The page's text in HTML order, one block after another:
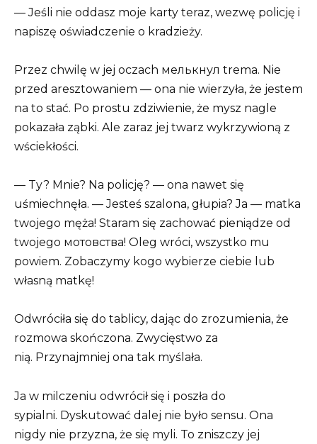
— Jeśli nie oddasz moje karty teraz, wezwę policję i
napiszę oświadczenie o kradzieży.
Przez chwilę w jej oczach мелькнул trema. Nie
przed aresztowaniem — ona nie wierzyła, że jestem
na to stać. Po prostu zdziwienie, że mysz nagle
pokazała ząbki. Ale zaraz jej twarz wykrzywioną z
wściekłości.
— Ty? Mnie? Na policję? — ona nawet się
uśmiechnęła. — Jesteś szalona, głupia? Ja — matka
twojego męża! Staram się zachować pieniądze od
twojego мотовства! Oleg wróci, wszystko mu
powiem. Zobaczymy kogo wybierze ciebie lub
własną matkę!
Odwróciła się do tablicy, dając do zrozumienia, że
rozmowa skończona. Zwycięstwo za
nią. Przynajmniej ona tak myślała.
Ja w milczeniu odwrócił się i poszła do
sypialni. Dyskutować dalej nie było sensu. Ona
nigdy nie przyzna, że się myli. To zniszczy jej